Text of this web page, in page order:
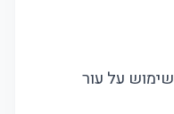
על עור